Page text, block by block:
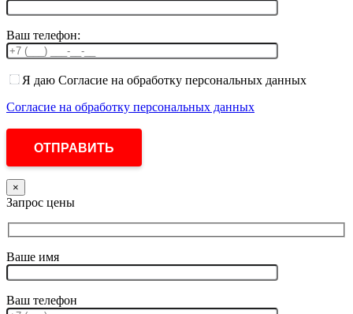
Ваш телефон:
Я даю Согласие на обработку персональных данных
Согласие на обработку персональных данных
×
Запрос цены
Ваше имя
Ваш телефон